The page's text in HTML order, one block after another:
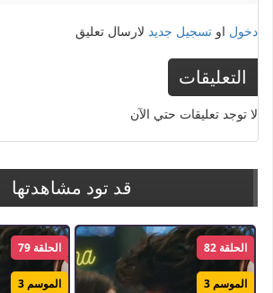
المسلسل من بطولة شيتين تيكندور
موقع إيجي دراما بجودة عالية
الممتعة والمشوقة.
الكلمات الدلالية :طائر الرفراف,مسلسل طائر الرفراف,مسلسل
دخول او تسجيل جديد لارسال تعليق
التعليقات
لا توجد تعليقات حتي الآن
قد تود مشاهدتها
الحلقة 82
الموسم 3
الحلقة 79
الموسم 3